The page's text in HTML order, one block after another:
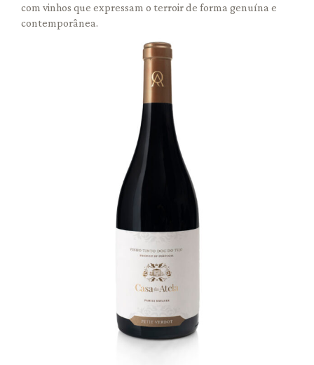
com vinhos que expressam o terroir de forma genuína e
contemporânea.